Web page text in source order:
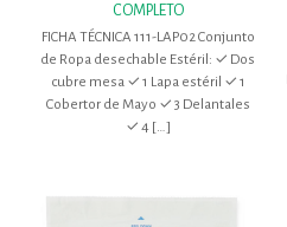
COMPLETO
FICHA TÉCNICA 111-LAP02 Conjunto
de Ropa desechable Estéril: ✓ Dos
cubre mesa ✓ 1 Lapa estéril ✓ 1
Cobertor de Mayo ✓ 3 Delantales
✓ 4[…]